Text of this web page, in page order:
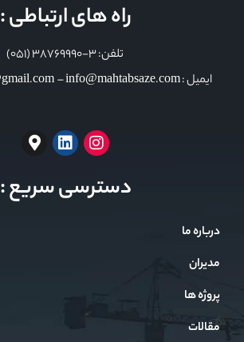
راه های ارتباطی :
تلفن: 3-38769990 (051)
ایمیل : mahtabsazeh0@gmail.com – info@mahtabsaze.com
دسترسی سریع :
درباره ما
مدیران
پروژه ها
مقالات